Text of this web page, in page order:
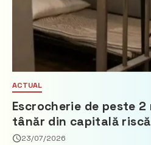
ACTUAL
Escrocherie de peste 2
tânăr din capitală
închisoare
23/07/2026